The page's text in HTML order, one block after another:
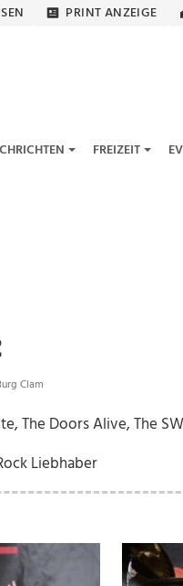
PRINT ANZEIGE
FREIZEIT
Clam
The Doors Alive, The
Liebhaber